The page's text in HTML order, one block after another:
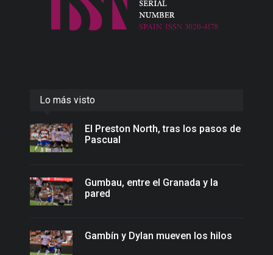
Lo más visto
El Preston North, tras los pasos de
Pascual
Gumbau, entre el Granada y la
pared
Gambín y Dylan mueven los hilos